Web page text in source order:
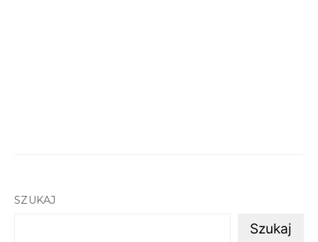
SZUKAJ
Szukaj